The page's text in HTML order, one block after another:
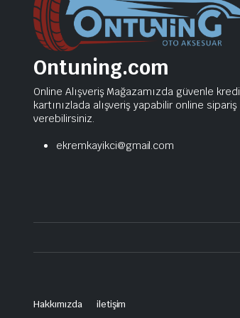
Ontuning.com
Online Alışveriş Mağazamızda güvenle kredi
kartınızlada alışveriş yapabilir online sipariş
verebilirsiniz.
ekremkayikci@gmail.com
Hakkımızda iletişim